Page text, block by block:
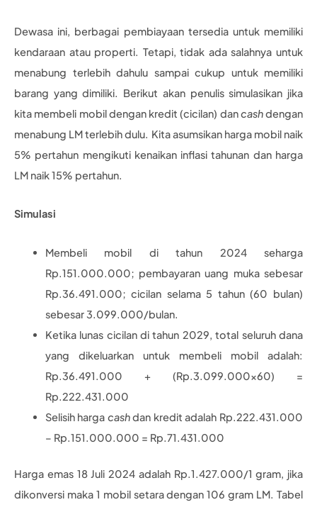
Dewasa ini, berbagai pembiayaan tersedia untuk memiliki
kendaraan atau properti. Tetapi, tidak ada salahnya untuk
menabung terlebih dahulu sampai cukup untuk memiliki
barang yang dimiliki. Berikut akan penulis simulasikan jika
kita membeli mobil dengan kredit (cicilan) dancashdengan
menabung LM terlebih dulu. Kita asumsikan harga mobil naik
5% pertahun mengikuti kenaikan inflasi tahunan dan harga
LM naik 15% pertahun.
Simulasi
Membeli mobil di tahun 2024 seharga
Rp.151.000.000; pembayaran uang muka sebesar
Rp.36.491.000; cicilan selama 5 tahun (60 bulan)
sebesar 3.099.000/bulan.
Ketika lunas cicilan di tahun 2029, total seluruh dana
yang dikeluarkan untuk membeli mobil adalah:
Rp.36.491.000 + (Rp.3.099.000×60) =
Rp.222.431.000
Selisih harga cashdan kredit adalah Rp.222.431.000
– Rp.151.000.000 = Rp.71.431.000
Harga emas 18 Juli 2024 adalah Rp.1.427.000/1 gram, jika
dikonversi maka 1 mobil setara dengan 106 gram LM. Tabel